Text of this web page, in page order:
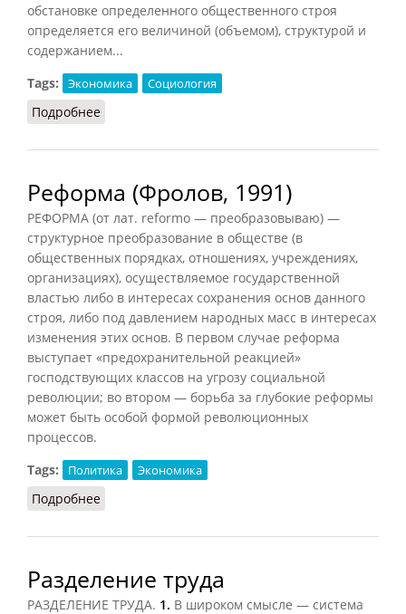
обстановке определенного общественного строя
определяется его величиной (объемом), структурой и
содержанием...
Tags:
Экономика Социология
Подробнее
Реформа (Фролов, 1991)
РЕФОРМА (от лат. reformo — преобразовываю) —
структурное преобразование в обществе (в
общественных порядках, отношениях, учреждениях,
организациях), осуществляемое государственной
властью либо в интересах сохранения основ данного
строя, либо под давлением народных масс в интересах
изменения этих основ. В первом случае реформа
выступает «предохранительной реакцией»
господствующих классов на угрозу социальной
революции; во втором — борьба за глубокие реформы
может быть особой формой революционных
процессов.
Tags:
Политика Экономика
Подробнее
Разделение труда
РАЗДЕЛЕНИЕ ТРУДА. 1. В широком смысле — система